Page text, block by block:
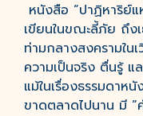
หนังสือ “ปาฏิหาริย์
เขียนในขณะลี้ภัย ถึง
ท่ามกลางสงครามใน
ความเป็นจริง ตื่นรู้
แม้ในเรื่องธรรมดาห
ขาดตลาดไปนาน มี “